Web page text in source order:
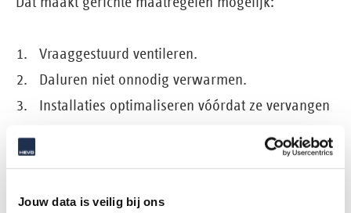
Jouw data is veilig bij ons
Vraaggestuurd ventileren.
Daluren niet onnodig verwarmen.
Installaties optimaliseren vóórdat ze vervangen
technische luxe, maar essentieel voor kosten­